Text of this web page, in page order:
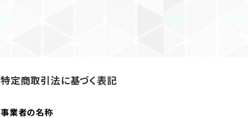
特定商取引法に基づく表記
事業者の名称